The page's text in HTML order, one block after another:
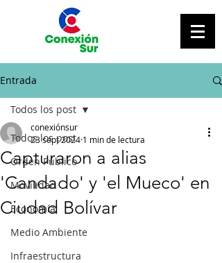
Entrada
Todos los post
Orden Público
Movilidad
Economía
Medio Ambiente
Infraestructura
Todos los post
Capturaron a alias
'Candado' y 'el Mueco' en
Ciudad Bolívar
conexiónsur
23 sept 2024 1 min de lectura